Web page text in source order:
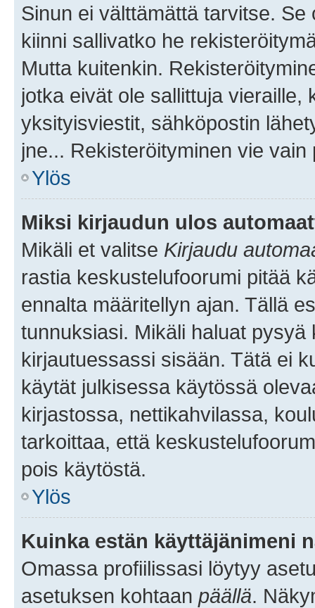
Sinun ei välttämättä tarvitse.
kiinni sallivatko he
Mutta kuitenkin.
jotka eivät ole sallittuja vieraille,
yksityisviestit, sähköpostin
jne... Rekisteröityminen vie
Ylös
Miksi kirjaudun ulos
Mikäli et valitse Kirjaudu
rastia keskustelufoorumi pitää
ennalta määritellyn ajan. Tällä
tunnuksiasi. Mikäli haluat
kirjautuessassi sisään. Tätä ei
käytät julkisessa käytössä
kirjastossa, nettikahvilassa,
tarkoittaa, että
pois käytöstä.
Ylös
Kuinka estän käyttäjänimeni
Omassa profiilissasi löytyy
asetuksen kohtaan päällä.